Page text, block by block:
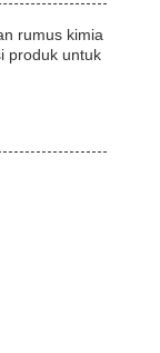
rumus kimia
produk untuk